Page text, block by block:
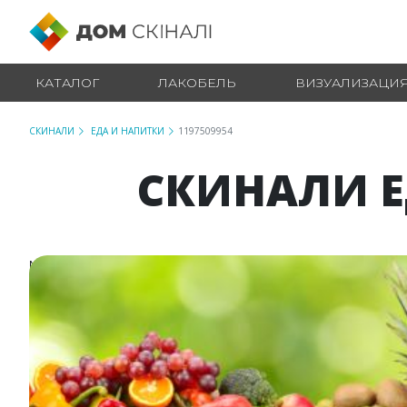
КАТАЛОГ ЛАКОБЕЛЬ
СКИНАЛИ ЕДА И НАПИТКИ 1197509954
СКИНАЛИ
№ 1197509954